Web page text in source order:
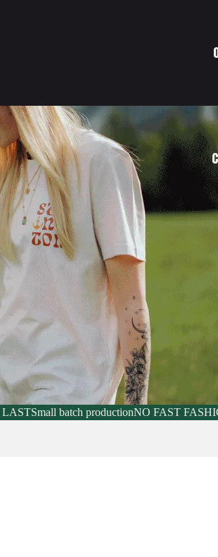
LASTSmall batch productionNO FAST